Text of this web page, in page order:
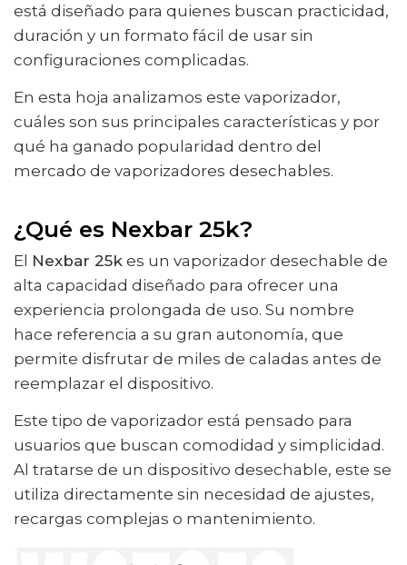
está diseñado para quienes buscan practicidad,
duración y un formato fácil de usar sin
configuraciones complicadas.
En esta hoja analizamos este vaporizador,
cuáles son sus principales características y por
qué ha ganado popularidad dentro del
mercado de vaporizadores desechables.
¿Qué es Nexbar 25k?
El Nexbar 25k es un vaporizador desechable de
alta capacidad diseñado para ofrecer una
experiencia prolongada de uso. Su nombre
hace referencia a su gran autonomía, que
permite disfrutar de miles de caladas antes de
reemplazar el dispositivo.
Este tipo de vaporizador está pensado para
usuarios que buscan comodidad y simplicidad.
Al tratarse de un dispositivo desechable, este se
utiliza directamente sin necesidad de ajustes,
recargas complejas o mantenimiento.